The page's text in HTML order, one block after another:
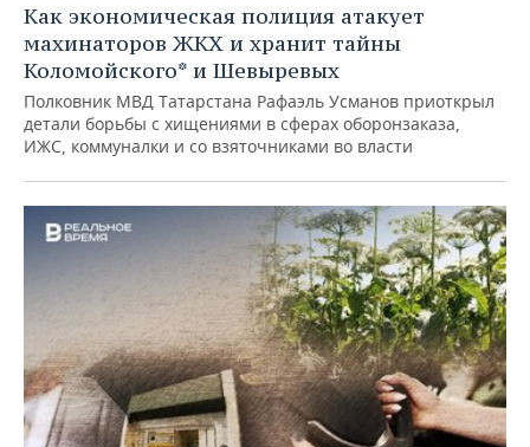
Как экономическая полиция атакует
махинаторов ЖКХ и хранит тайны
Коломойского* и Шевыревых
Полковник МВД Татарстана Рафаэль Усманов приоткрыл
детали борьбы с хищениями в сферах оборонзаказа,
ИЖС, коммуналки и со взяточниками во власти